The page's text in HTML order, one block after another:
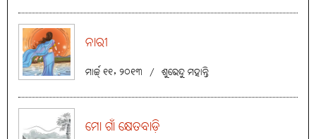
ନାରୀ
ମାର୍ଚ୍ଚ୍ ୧୧, ୨୦୧୩ / ଶୁଭେନ୍ଦୁ ମହାନ୍ତି
ମୋ ଗାଁ କ୍ଷେତବାଡ଼ି